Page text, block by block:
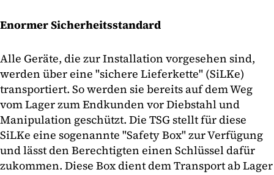
Enormer Sicherheitsstandard
Alle Geräte, die zur Installation vorgesehen sind,
werden über eine "sichere Lieferkette" (SiLKe)
transportiert. So werden sie bereits auf dem Weg
vom Lager zum Endkunden vor Diebstahl und
Manipulation geschützt. Die TSG stellt für diese
SiLKe eine sogenannte "Safety Box" zur Verfügung
und lässt den Berechtigten einen Schlüssel dafür
zukommen. Diese Box dient dem Transport ab Lager